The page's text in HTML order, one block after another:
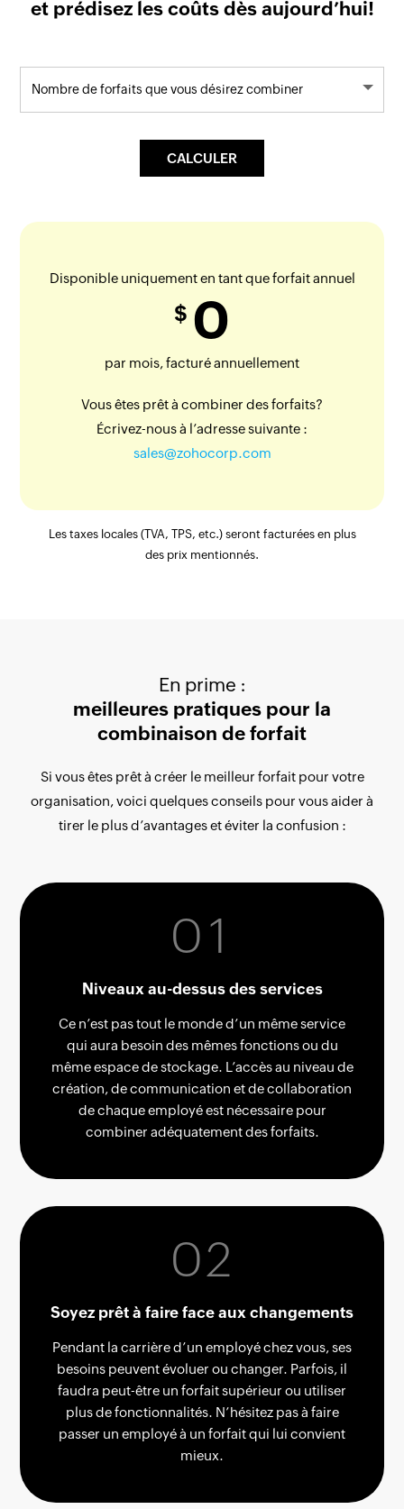
et prédisez les coûts dès aujourd’hui!
Disponible uniquement en tant que forfait annuel
$ 0
par mois, facturé annuellement
Vous êtes prêt à combiner des forfaits?
Écrivez-nous à l’adresse suivante :
sales@zohocorp.com
Les taxes locales (TVA, TPS, etc.) seront facturées en plus
des prix mentionnés.
En prime :
meilleures pratiques pour la
combinaison de forfait
Si vous êtes prêt à créer le meilleur forfait pour votre
organisation, voici quelques conseils pour vous aider à
tirer le plus d’avantages et éviter la confusion :
0
0
3
2
1
0
Niveaux au-dessus des services
Ce n’est pas tout le monde d’un même service
qui aura besoin des mêmes fonctions ou du
même espace de stockage. L’accès au niveau de
création, de communication et de collaboration
de chaque employé est nécessaire pour
combiner adéquatement des forfaits.
0
0
3
2
1
0
Soyez prêt à faire face aux changements
Pendant la carrière d’un employé chez vous, ses
besoins peuvent évoluer ou changer. Parfois, il
faudra peut-être un forfait supérieur ou utiliser
plus de fonctionnalités. N’hésitez pas à faire
passer un employé à un forfait qui lui convient
mieux.